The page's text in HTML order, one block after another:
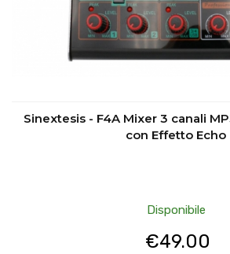
Sinextesis - F4A Mixer 3 canali
con Effetto Echo
Disponibile
€49.00